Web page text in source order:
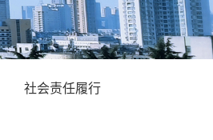
社会责任履行